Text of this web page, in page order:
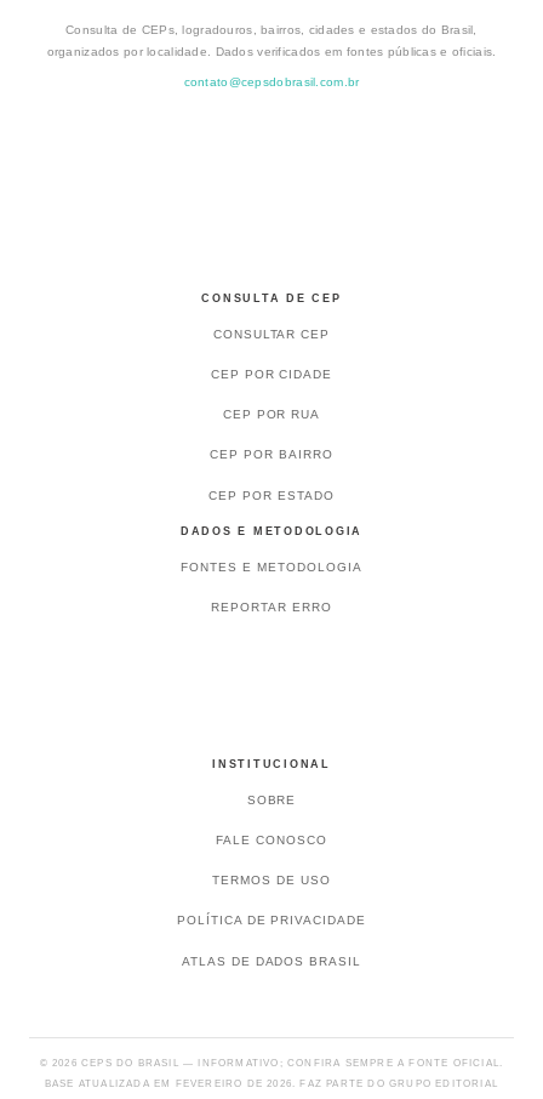
Consulta de CEPs, logradouros, bairros, cidades e estados do Brasil,
organizados por localidade. Dados verificados em fontes públicas e oficiais.
contato@cepsdobrasil.com.br
CONSULTA DE CEP
CONSULTAR CEP
CEP POR CIDADE
CEP POR RUA
CEP POR BAIRRO
CEP POR ESTADO
DADOS E METODOLOGIA
FONTES E METODOLOGIA
REPORTAR ERRO
INSTITUCIONAL
SOBRE
FALE CONOSCO
TERMOS DE USO
POLÍTICA DE PRIVACIDADE
ATLAS DE DADOS BRASIL
© 2026 CEPS DO BRASIL — INFORMATIVO; CONFIRA SEMPRE A FONTE OFICIAL.
BASE ATUALIZADA EM FEVEREIRO DE 2026. FAZ PARTE DO GRUPO EDITORIAL